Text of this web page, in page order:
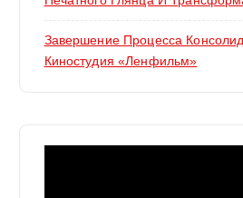
Завершение Процесса
Киностудия «Ленфильм»